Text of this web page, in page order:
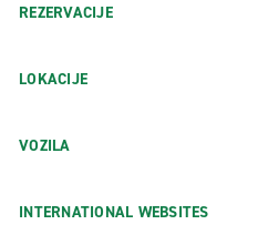
REZERVACIJE
LOKACIJE
VOZILA
INTERNATIONAL WEBSITES